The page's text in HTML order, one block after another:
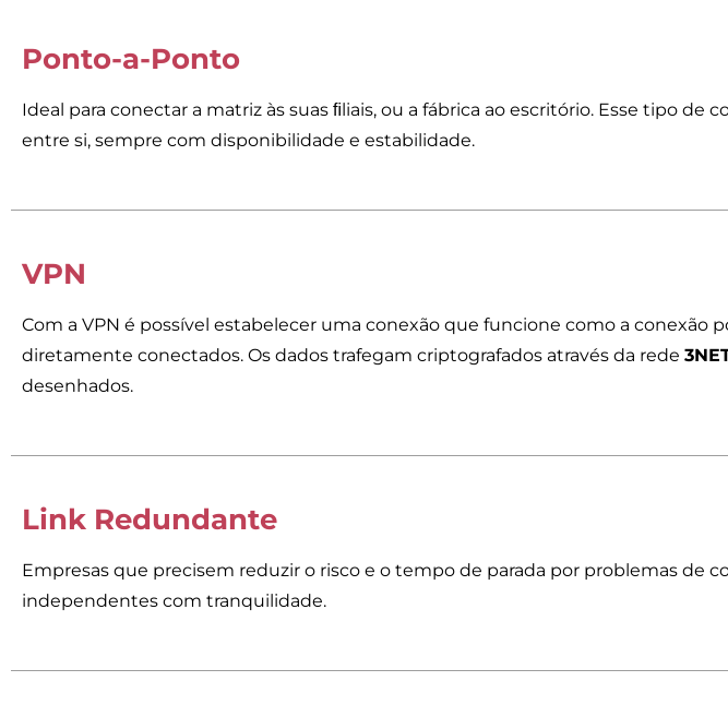
Ponto-a-Ponto
Ideal para conectar a matriz às suas ﬁliais, ou a fábrica ao escritório. Esse tipo de
entre si, sempre com disponibilidade e estabilidade.
VPN
Com a VPN é possível estabelecer uma conexão que funcione como a
diretamente conectados. Os dados trafegam criptografados através da rede
desenhados.
Link Redundante
Empresas que precisem reduzir o risco e o tempo de parada por problemas de
independentes com tranquilidade.